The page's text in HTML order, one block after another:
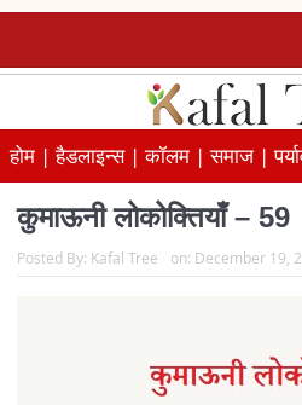
होम |हैडलाइन्स |कॉलम |समाज |
कुमाऊनी लोकोक्तियाँ – 59
Posted By: Kafal Tree on: December 19,